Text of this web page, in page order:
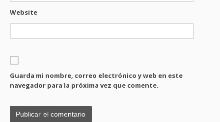
Website
Guarda mi nombre, correo electrónico y web en este
navegador para la próxima vez que comente.